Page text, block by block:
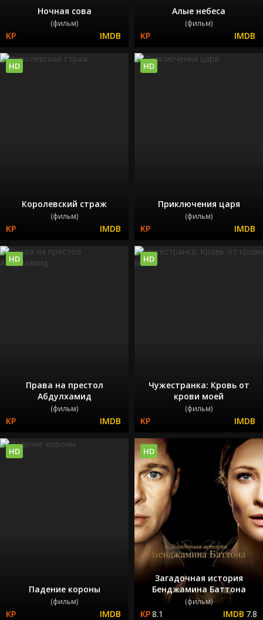
Ночная сова
(фильм)
Алые небеса
(фильм)
Королевский страж
(фильм)
HD
Приключения царя
(фильм)
HD
Права на престол
Абдулхамид
(фильм)
HD
Чужестранка: Кровь от
крови моей
(фильм)
HD
Падение короны
(фильм)
HD
Загадочная история
Бенджамина Баттона
(фильм)
8.1 7.8
HD